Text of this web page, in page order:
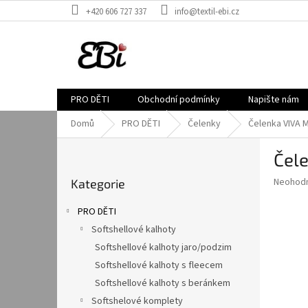
na
+420 606 727 337 info@textil-ebi.cz
PRO DĚTI Obchodní podmínky Napište nám
Domů
PRO DĚTI Čelenky Čelenka VIVA
kategorie
Kategorie
PRO DĚTI
Softshellové kalhoty
Softshellové kalhoty jaro/podzim
Softshellové kalhoty s fleecem
Softshellové kalhoty s beránkem
Softshelové komplety